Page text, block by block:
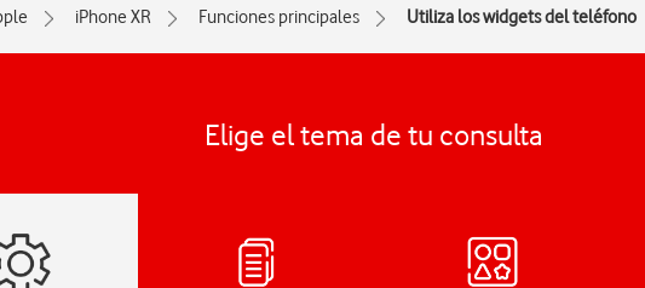
iPhone XR Funciones principales Utiliza los widgets del teléfono
Elige el tema de tu consulta